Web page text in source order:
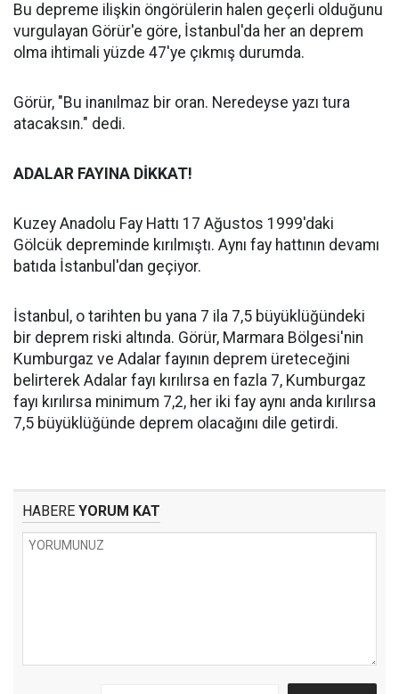
Bu depreme ilişkin öngörülerin halen geçerli olduğunu
vurgulayan Görür'e göre, İstanbul'da her an deprem
olma ihtimali yüzde 47'ye çıkmış durumda.
Görür, "Bu inanılmaz bir oran. Neredeyse yazı tura
atacaksın." dedi.
ADALAR FAYINA DİKKAT!
Kuzey Anadolu Fay Hattı 17 Ağustos 1999'daki
Gölcük depreminde kırılmıştı. Aynı fay hattının devamı
batıda İstanbul'dan geçiyor.
İstanbul, o tarihten bu yana 7 ila 7,5 büyüklüğündeki
bir deprem riski altında. Görür, Marmara Bölgesi'nin
Kumburgaz ve Adalar fayının deprem üreteceğini
belirterek Adalar fayı kırılırsa en fazla 7, Kumburgaz
fayı kırılırsa minimum 7,2, her iki fay aynı anda kırılırsa
7,5 büyüklüğünde deprem olacağını dile getirdi.
HABERE YORUM KAT